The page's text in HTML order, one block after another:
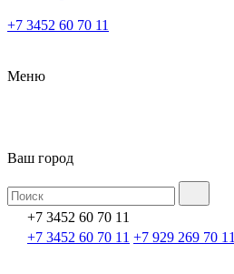
+7 3452 60 70 11
Меню
Ваш город
+7 3452 60 70 11
+7 3452 60 70 11 +7 929 269 70 11